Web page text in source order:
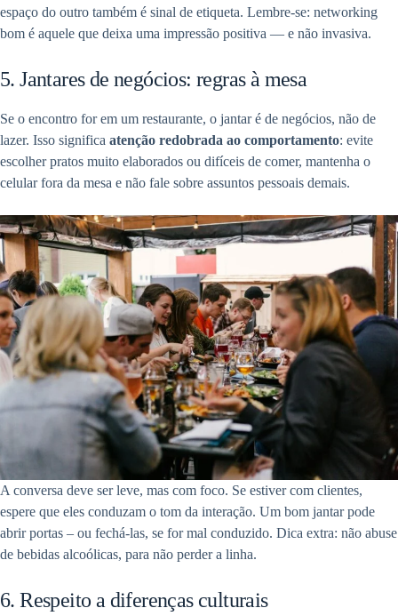
espaço do outro também é sinal de etiqueta. Lembre-se: networking
bom é aquele que deixa uma impressão positiva — e não invasiva.
5. Jantares de negócios: regras à mesa
Se o encontro for em um restaurante, o jantar é de negócios, não de
lazer. Isso significa atenção redobrada ao comportamento: evite
escolher pratos muito elaborados ou difíceis de comer, mantenha o
celular fora da mesa e não fale sobre assuntos pessoais demais.
A conversa deve ser leve, mas com foco. Se estiver com clientes,
espere que eles conduzam o tom da interação. Um bom jantar pode
abrir portas – ou fechá-las, se for mal conduzido. Dica extra: não abuse
de bebidas alcoólicas, para não perder a linha.
6. Respeito a diferenças culturais